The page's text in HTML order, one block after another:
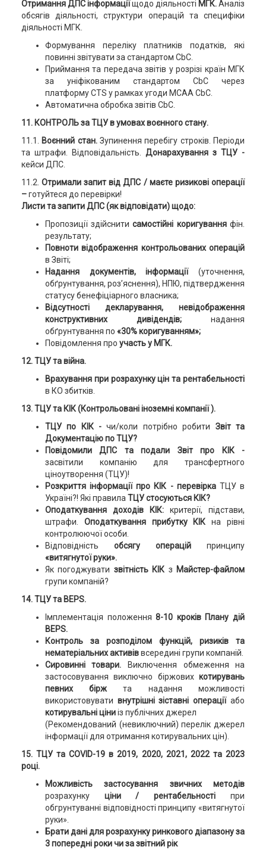
Отримання ДПС інформаціїщодо діяльності МГК.Аналіз
обсягів діяльності, структури операцій та специфіки
діяльності МГК.
Формування переліку платників податків, які
повинні звітувати за стандартом CbC.
Приймання та передача звітів у розрізі країн МГК
за уніфікованим стандартом CbC через
платформу CTS у рамках угоди MCAA CbC.
Автоматична обробка звітів CbC.
11. КОНТРОЛЬ за ТЦУ в умовах воєнного стану.
11.1. Воєнний стан.Зупинення перебігу строків. Періоди
та штрафи. Відповідальність. Донарахування з ТЦУ -
кейси ДПС.
11.2.Отримали запит від ДПС / маєте ризикові операції
–готуйтеся до перевірки!
Листи та запити ДПС (як відповідати) щодо:
Пропозиції здійснитисамостійні коригуванняфін.
результату;
Повноти відображення контрольованих операцій
в Звіті;
Надання документів, інформації(уточнення,
обґрунтування, роз’яснення), НПЮ, підтвердження
статусу бенефіціарного власника;
Відсутності декларування, невідображення
конструктивних дивідендів;надання
обґрунтування по «30% коригуванням»;
Повідомлення про участь у МГК.
12. ТЦУ та війна.
Врахування при розрахунку цін та рентабельності
в КО збитків.
13. ТЦУ та КІК (Контрольовані іноземні компанії ).
ТЦУ по КІК - чи/коли потрібно робити Звіт та
Документацію по ТЦУ?
Повідомили ДПС та подали Звіт про КІК -
засвітили компанію для трансфертного
ціноутворення (ТЦУ)!
Розкриття інформації про КІК - перевірка ТЦУ в
Україні?! Які правилаТЦУ стосуються КІК?
Оподаткування доходів КІК:критерії, підстави,
штрафи. Оподаткування прибутку КІКна рівні
контролюючої особи.
Відповідність обсягу операційпринципу
«витягнутої руки».
Як погоджувати звітність КІК з Майстер-файлом
групи компаній?
14. ТЦУ та BEPS.
Імплементація положення8-10 кроків Плану дій
BEPS.
Контроль за розподілом функцій, ризиків та
нематеріальних активіввсередині групи компаній.
Сировинні товари. Виключення обмеження на
застосовування виключно біржовихкотирувань
певних біржта надання можливості
використовувати внутрішні зіставні операціїабо
котирувальні ціниіз публічних джерел
(Рекомендований (невиключний) перелік джерел
інформації для отримання котирувальних цін).
15. ТЦУ та COVID-19 в 2019, 2020, 2021, 2022 та 2023
році.
Можливість застосування звичних методів
розрахунку ціни / рентабельності при
обгрунтуванні відповідності принципу «витягнутої
руки».
Брати дані для розрахунку ринкового діапазону за
3 попередні роки чи за звітний рік